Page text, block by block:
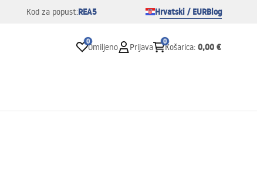
Kod za popust:REA5 Hrvatski / EURBlog
0
Omiljeno Prijava
0
Košarica: 0,00 €